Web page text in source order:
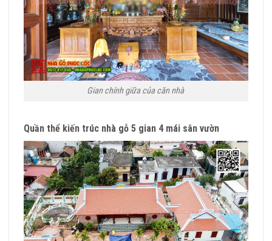
Gian chính giữa của căn nhà
Quần thể kiến trúc nhà gỗ 5 gian 4 mái sân vườn